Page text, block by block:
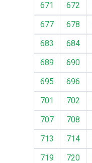
671
672
677
678
683
684
689
690
695
696
701
702
707
708
713
714
719
720